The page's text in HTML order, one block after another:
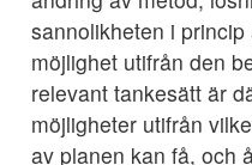
sannolikheten i
möjlighet utifrån den
relevant tankesätt är
möjligheter utifrån
av planen kan få, och